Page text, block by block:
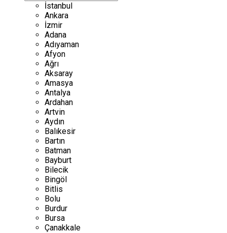
İstanbul
Ankara
İzmir
Adana
Adıyaman
Afyon
Ağrı
Aksaray
Amasya
Antalya
Ardahan
Artvin
Aydın
Balıkesir
Bartın
Batman
Bayburt
Bilecik
Bingöl
Bitlis
Bolu
Burdur
Bursa
Çanakkale